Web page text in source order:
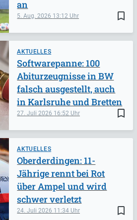
bookmark_border
5. Aug. 2026 13:12
an
AKTUELLES
bookmark_border
27. Juli 2026 16:52
Softwarepanne: 100
Abiturzeugnisse in BW
falsch ausgestellt, auch
in Karlsruhe und Bretten
AKTUELLES
bookmark_border
24. Juli 2026 11:34
Oberderdingen: 11-
Jährige rennt bei Rot
über Ampel und wird
schwer verletzt